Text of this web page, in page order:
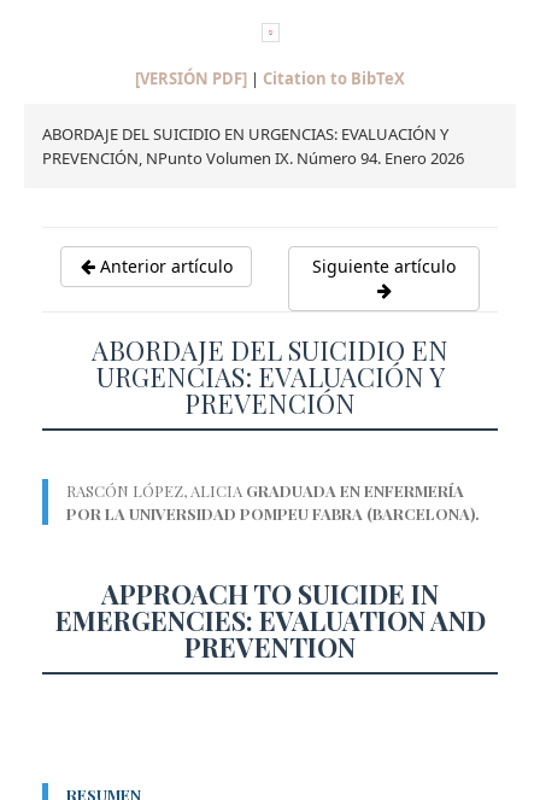
[VERSIÓN PDF] | Citation to BibTeX
ABORDAJE DEL SUICIDIO EN URGENCIAS: EVALUACIÓN Y
PREVENCIÓN, NPunto Volumen IX. Número 94. Enero 2026
Anterior artículo Siguiente artículo
ABORDAJE DEL SUICIDIO EN
URGENCIAS: EVALUACIÓN Y
PREVENCIÓN
RASCÓN LÓPEZ, ALICIA GRADUADA EN ENFERMERÍA
POR LA UNIVERSIDAD POMPEU FABRA (BARCELONA).
APPROACH TO SUICIDE IN
EMERGENCIES: EVALUATION AND
PREVENTION
RESUMEN